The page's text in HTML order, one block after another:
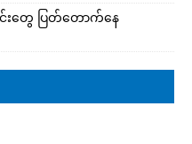
င်းတွေ ပြတ်တောက်နေ